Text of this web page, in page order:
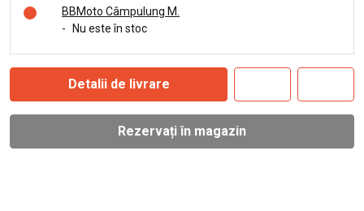
BBMoto Câmpulung M.
-
Nu este în stoc
Detalii de livrare
Rezervați în magazin